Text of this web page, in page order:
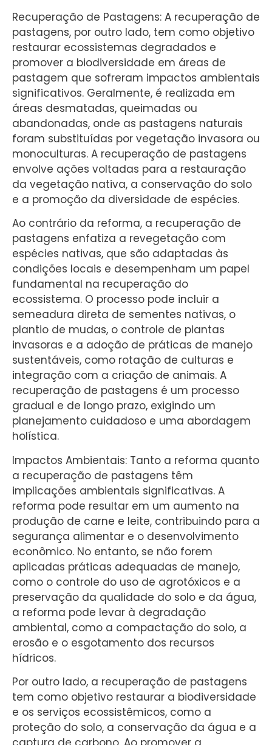
Recuperação de Pastagens: A recuperação de
pastagens, por outro lado, tem como objetivo
restaurar ecossistemas degradados e
promover a biodiversidade em áreas de
pastagem que sofreram impactos ambientais
significativos. Geralmente, é realizada em
áreas desmatadas, queimadas ou
abandonadas, onde as pastagens naturais
foram substituídas por vegetação invasora ou
monoculturas. A recuperação de pastagens
envolve ações voltadas para a restauração
da vegetação nativa, a conservação do solo
e a promoção da diversidade de espécies.
Ao contrário da reforma, a recuperação de
pastagens enfatiza a revegetação com
espécies nativas, que são adaptadas às
condições locais e desempenham um papel
fundamental na recuperação do
ecossistema. O processo pode incluir a
semeadura direta de sementes nativas, o
plantio de mudas, o controle de plantas
invasoras e a adoção de práticas de manejo
sustentáveis, como rotação de culturas e
integração com a criação de animais. A
recuperação de pastagens é um processo
gradual e de longo prazo, exigindo um
planejamento cuidadoso e uma abordagem
holística.
Impactos Ambientais: Tanto a reforma quanto
a recuperação de pastagens têm
implicações ambientais significativas. A
reforma pode resultar em um aumento na
produção de carne e leite, contribuindo para a
segurança alimentar e o desenvolvimento
econômico. No entanto, se não forem
aplicadas práticas adequadas de manejo,
como o controle do uso de agrotóxicos e a
preservação da qualidade do solo e da água,
a reforma pode levar à degradação
ambiental, como a compactação do solo, a
erosão e o esgotamento dos recursos
hídricos.
Por outro lado, a recuperação de pastagens
tem como objetivo restaurar a biodiversidade
e os serviços ecossistêmicos, como a
proteção do solo, a conservação da água e a